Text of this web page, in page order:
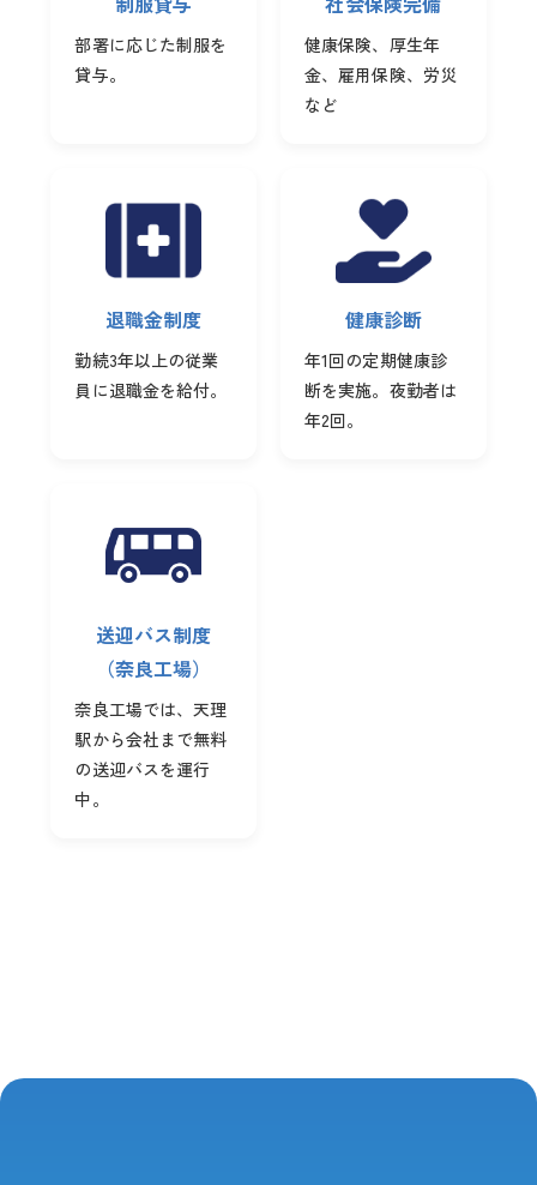
部署に応じた制服を
貸与。
健康保険、厚生年
金、雇用保険、労災
など
退職金制度
勤続3年以上の従業
員に退職金を給付。
健康診断
年1回の定期健康診
断を実施。夜勤者は
年2回。
送迎バス制度
（奈良工場）
奈良工場では、天理
駅から会社まで無料
の送迎バスを運行
中。